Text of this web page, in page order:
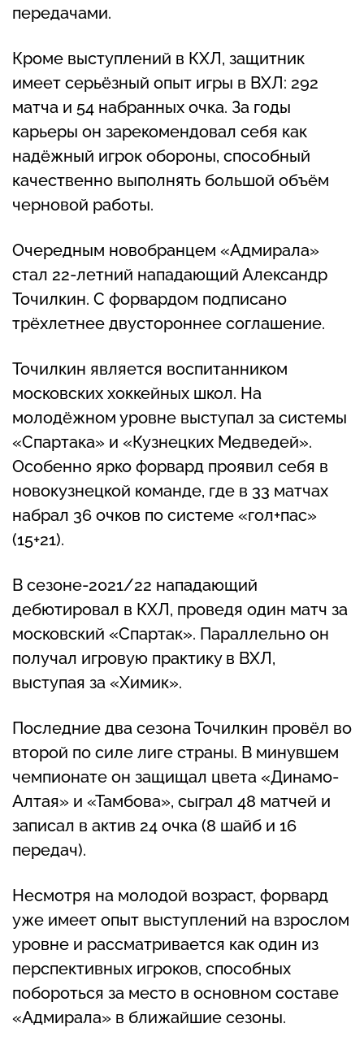
передачами.
Кроме выступлений в КХЛ, защитник
имеет серьёзный опыт игры в ВХЛ: 292
матча и 54 набранных очка. За годы
карьеры он зарекомендовал себя как
надёжный игрок обороны, способный
качественно выполнять большой объём
черновой работы.
Очередным новобранцем «Адмирала»
стал 22-летний нападающий Александр
Точилкин. С форвардом подписано
трёхлетнее двустороннее соглашение.
Точилкин является воспитанником
московских хоккейных школ. На
молодёжном уровне выступал за системы
«Спартака» и «Кузнецких Медведей».
Особенно ярко форвард проявил себя в
новокузнецкой команде, где в 33 матчах
набрал 36 очков по системе «гол+пас»
(15+21).
В сезоне-2021/22 нападающий
дебютировал в КХЛ, проведя один матч за
московский «Спартак». Параллельно он
получал игровую практику в ВХЛ,
выступая за «Химик».
Последние два сезона Точилкин провёл во
второй по силе лиге страны. В минувшем
чемпионате он защищал цвета «Динамо-
Алтая» и «Тамбова», сыграл 48 матчей и
записал в актив 24 очка (8 шайб и 16
передач).
Несмотря на молодой возраст, форвард
уже имеет опыт выступлений на взрослом
уровне и рассматривается как один из
перспективных игроков, способных
побороться за место в основном составе
«Адмирала» в ближайшие сезоны.